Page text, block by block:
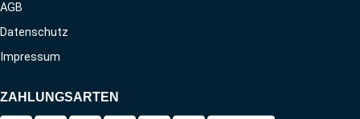
AGB
Datenschutz
Impressum
ZAHLUNGSARTEN